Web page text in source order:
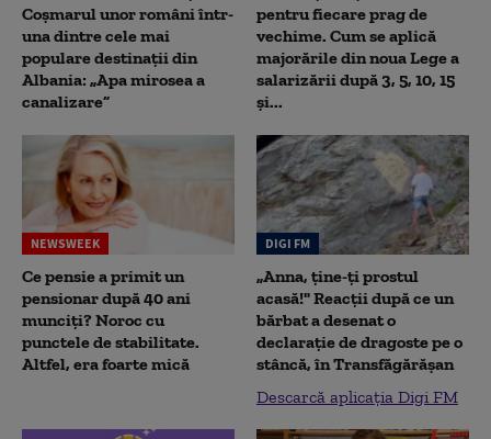
Coșmarul unor români într-
una dintre cele mai
populare destinații din
Albania: „Apa mirosea a
canalizare”
pentru fiecare prag de
vechime. Cum se aplică
majorările din noua Lege a
salarizării după 3, 5, 10, 15
și...
NEWSWEEK
Ce pensie a primit un
pensionar după 40 ani
munciți? Noroc cu
punctele de stabilitate.
Altfel, era foarte mică
DIGI FM
„Anna, ţine-ţi prostul
acasă!" Reacţii după ce un
bărbat a desenat o
declaraţie de dragoste pe o
stâncă, în Transfăgărăşan
Descarcă aplicația Digi FM